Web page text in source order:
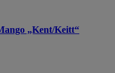
„Kent/Keitt“